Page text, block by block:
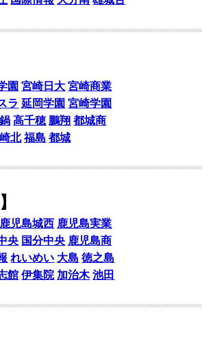
園 宮崎日大 宮崎商業
ラ 延岡学園 宮崎学園
高千穂 鵬翔 都城商
北 福島 都城
】
鹿児島城西 鹿児島実業
央 国分中央 鹿児島商
れいめい 大島 徳之島
館 伊集院 加治木 池田